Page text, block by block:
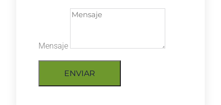
Mensaje
ENVIAR